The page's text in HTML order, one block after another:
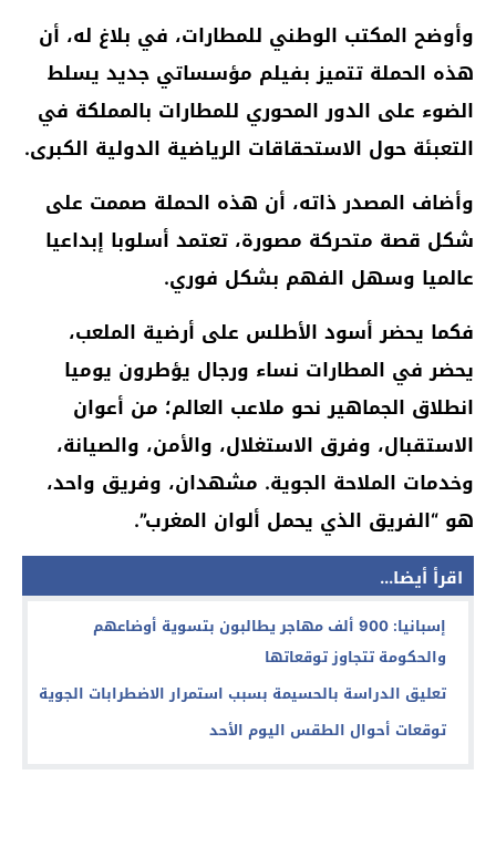
وأوضح المكتب الوطني للمطارات، في بلاغ له، أن
هذه الحملة تتميز بفيلم مؤسساتي جديد يسلط
الضوء على الدور المحوري للمطارات بالمملكة في
التعبئة حول الاستحقاقات الرياضية الدولية الكبرى.
وأضاف المصدر ذاته، أن هذه الحملة صممت على
شكل قصة متحركة مصورة، تعتمد أسلوبا إبداعيا
عالميا وسهل الفهم بشكل فوري.
فكما يحضر أسود الأطلس على أرضية الملعب،
يحضر في المطارات نساء ورجال يؤطرون يوميا
انطلاق الجماهير نحو ملاعب العالم؛ من أعوان
الاستقبال، وفرق الاستغلال، والأمن، والصيانة،
وخدمات الملاحة الجوية. مشهدان، وفريق واحد،
هو “الفريق الذي يحمل ألوان المغرب”.
اقرأ أيضا...
إسبانيا: 900 ألف مهاجر يطالبون بتسوية أوضاعهم
والحكومة تتجاوز توقعاتها
تعليق الدراسة بالحسيمة بسبب استمرار الاضطرابات الجوية
توقعات أحوال الطقس اليوم الأحد